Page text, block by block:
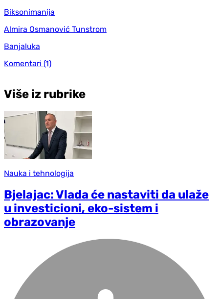
Biksonimanija
Almira Osmanović Tunstrom
Banjaluka
Komentari (1)
Više iz rubrike
Nauka i tehnologija
Bjelajac: Vlada će nastaviti da ulaže
u investicioni, eko-sistem i
obrazovanje